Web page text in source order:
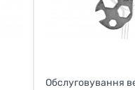
Обслуговування